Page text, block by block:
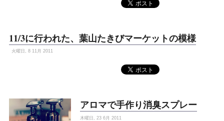
11/3に行われた、葉山たきびマーケットの模様
火曜日, 8 11月 2011
アロマで手作り消臭スプレー
木曜日, 23 6月 2011